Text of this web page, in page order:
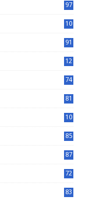
97
10
91
12
74
81
10
85
87
72
83